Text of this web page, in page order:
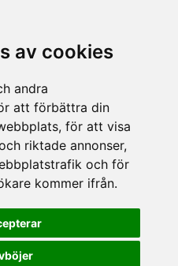
av cookies
andra
att förbättra din
för att visa
riktade annonser,
och för
kommer ifrån.